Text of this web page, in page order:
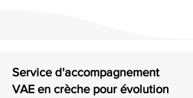
Service d'accompagnement
VAE en crèche pour évolution